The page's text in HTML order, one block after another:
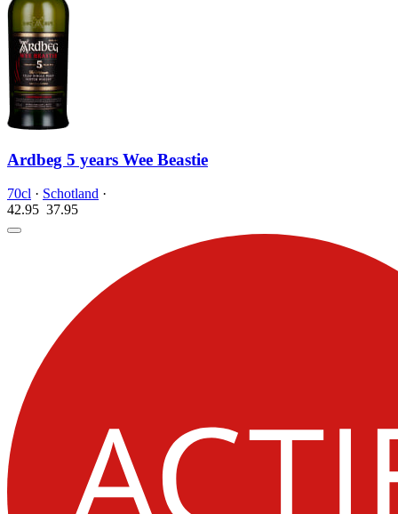
Ardbeg 5 years Wee Beastie
70cl · Schotland ·
42.95 37.95